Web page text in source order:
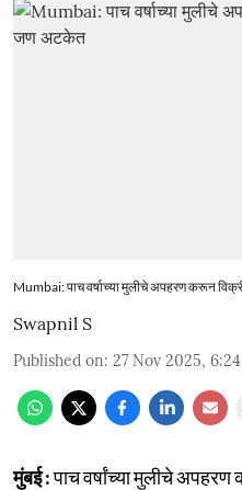
Mumbai: पाच वर्षाच्या मुलीचे अपहरण करून
Swapnil S
Published on: 27 Nov 2025,
मुंबई :पाच वर्षांच्या मुलीचे अपहरण